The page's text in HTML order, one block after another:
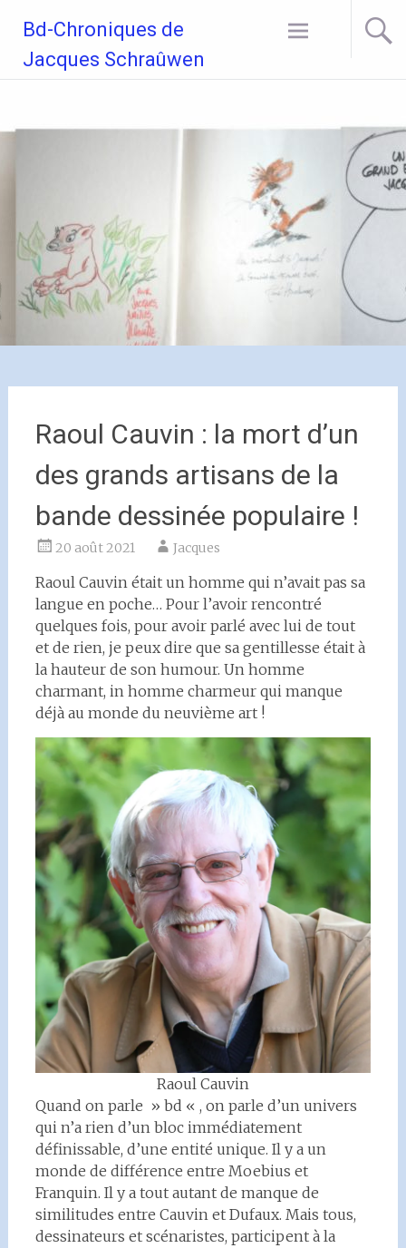
contenu
principal
Bd-Chroniques de
Jacques Schraûwen
Raoul Cauvin : la mort d’un
des grands artisans de la
bande dessinée populaire !
20 août 2021 Jacques
Raoul Cauvin était un homme qui n’avait pas sa
langue en poche… Pour l’avoir rencontré
quelques fois, pour avoir parlé avec lui de tout
et de rien, je peux dire que sa gentillesse était à
la hauteur de son humour. Un homme
charmant, in homme charmeur qui manque
déjà au monde du neuvième art !
Raoul Cauvin
Quand on parle » bd « , on parle d’un univers
qui n’a rien d’un bloc immédiatement
définissable, d’une entité unique. Il y a un
monde de différence entre Moebius et
Franquin. Il y a tout autant de manque de
similitudes entre Cauvin et Dufaux. Mais tous,
dessinateurs et scénaristes, participent à la